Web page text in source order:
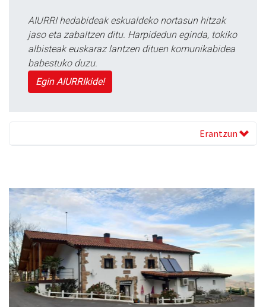
AIURRI hedabideak eskualdeko nortasun hitzak
jaso eta zabaltzen ditu. Harpidedun eginda, tokiko
albisteak euskaraz lantzen dituen komunikabidea
babestuko duzu.
Egin AIURRIkide!
Erantzun